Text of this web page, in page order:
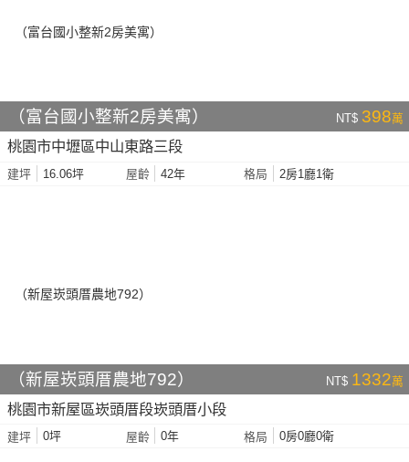
（富台國小整新2房美寓） NT$ 398萬
桃園市中壢區中山東路三段
建坪 16.06坪 屋齡 42年 格局 2房1廳1衛
（新屋崁頭厝農地792） NT$ 1332萬
桃園市新屋區崁頭厝段崁頭厝小段
建坪 0坪 屋齡 0年 格局 0房0廳0衛